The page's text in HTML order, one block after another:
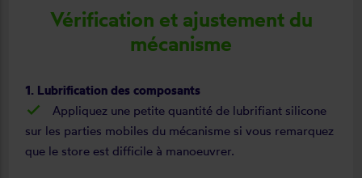
Vérification et ajustement du
mécanisme
1. Lubrification des composants
Appliquez une petite quantité de lubrifiant silicone
sur les parties mobiles du mécanisme si vous remarquez
que le store est difficile à manoeuvrer.